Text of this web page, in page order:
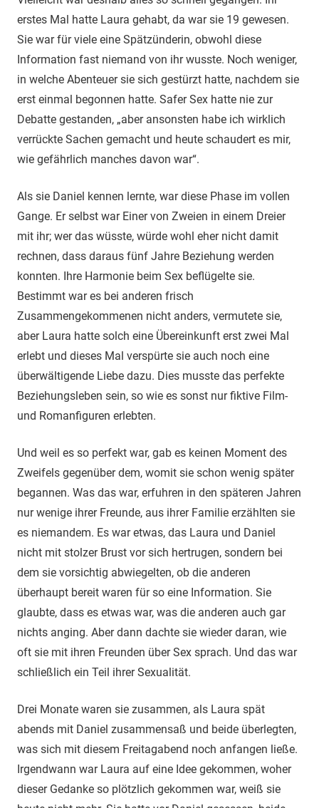
erstes Mal hatte Laura gehabt, da war sie 19 gewesen.
Sie war für viele eine Spätzünderin, obwohl diese
Information fast niemand von ihr wusste. Noch weniger,
in welche Abenteuer sie sich gestürzt hatte, nachdem sie
erst einmal begonnen hatte. Safer Sex hatte nie zur
Debatte gestanden, „aber ansonsten habe ich wirklich
verrückte Sachen gemacht und heute schaudert es mir,
wie gefährlich manches davon war“.
Als sie Daniel kennen lernte, war diese Phase im vollen
Gange. Er selbst war Einer von Zweien in einem Dreier
mit ihr; wer das wüsste, würde wohl eher nicht damit
rechnen, dass daraus fünf Jahre Beziehung werden
konnten. Ihre Harmonie beim Sex beflügelte sie.
Bestimmt war es bei anderen frisch
Zusammengekommenen nicht anders, vermutete sie,
aber Laura hatte solch eine Übereinkunft erst zwei Mal
erlebt und dieses Mal verspürte sie auch noch eine
überwältigende Liebe dazu. Dies musste das perfekte
Beziehungsleben sein, so wie es sonst nur fiktive Film-
und Romanfiguren erlebten.
Und weil es so perfekt war, gab es keinen Moment des
Zweifels gegenüber dem, womit sie schon wenig später
begannen. Was das war, erfuhren in den späteren Jahren
nur wenige ihrer Freunde, aus ihrer Familie erzählten sie
es niemandem. Es war etwas, das Laura und Daniel
nicht mit stolzer Brust vor sich hertrugen, sondern bei
dem sie vorsichtig abwiegelten, ob die anderen
überhaupt bereit waren für so eine Information. Sie
glaubte, dass es etwas war, was die anderen auch gar
nichts anging. Aber dann dachte sie wieder daran, wie
oft sie mit ihren Freunden über Sex sprach. Und das war
schließlich ein Teil ihrer Sexualität.
Drei Monate waren sie zusammen, als Laura spät
abends mit Daniel zusammensaß und beide überlegten,
was sich mit diesem Freitagabend noch anfangen ließe.
Irgendwann war Laura auf eine Idee gekommen, woher
dieser Gedanke so plötzlich gekommen war, weiß sie